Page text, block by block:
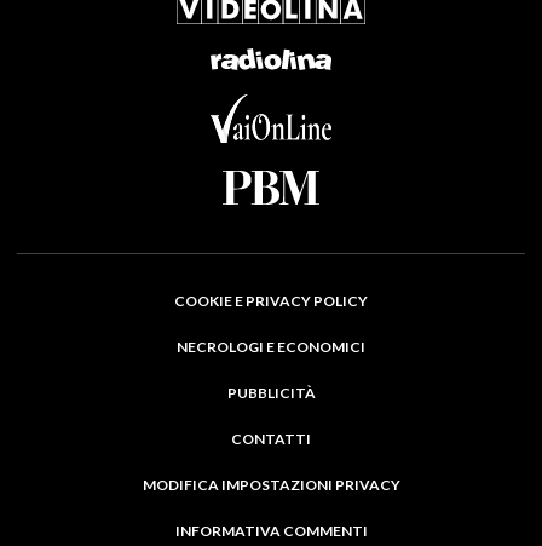
COOKIE E PRIVACY POLICY
NECROLOGI E ECONOMICI
PUBBLICITÀ
CONTATTI
MODIFICA IMPOSTAZIONI PRIVACY
INFORMATIVA COMMENTI